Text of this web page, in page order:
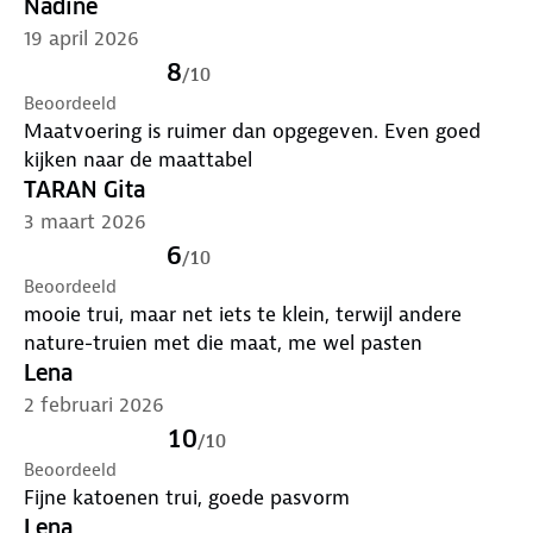
Nadine
19 april 2026
8/10
Beoordeeld
Maatvoering is ruimer dan opgegeven. Even goed
kijken naar de maattabel
TARAN Gita
3 maart 2026
6/10
Beoordeeld
mooie trui, maar net iets te klein, terwijl andere
nature-truien met die maat, me wel pasten
Lena
2 februari 2026
10/10
Beoordeeld
Fijne katoenen trui, goede pasvorm